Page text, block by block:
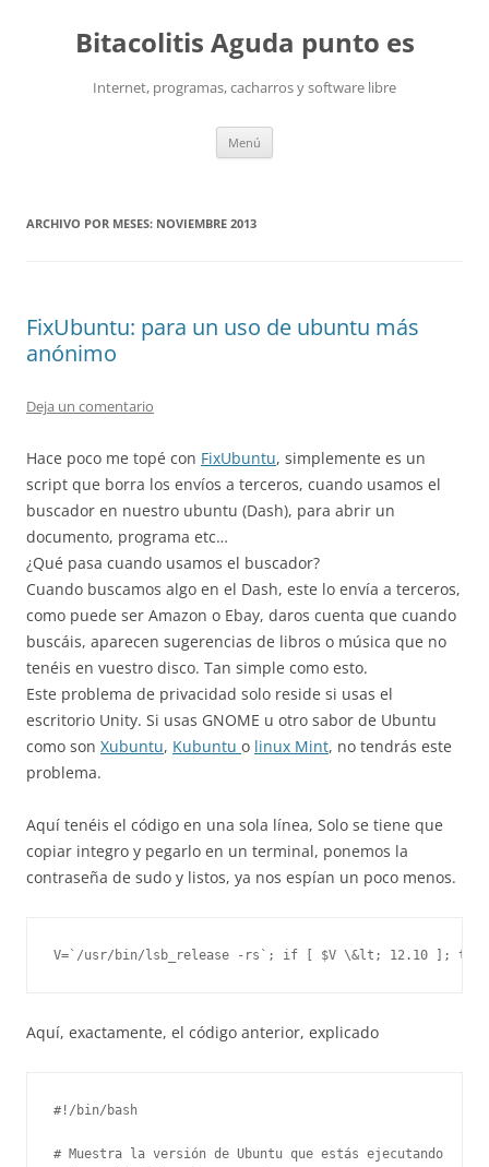
contenidoBitacolitis Aguda punto es
Internet, programas, cacharros y software libre
Menú
ARCHIVO POR MESES: NOVIEMBRE 2013
FixUbuntu: para un uso de ubuntu más
anónimo
Deja un comentario
Hace poco me topé con FixUbuntu, simplemente es un
script que borra los envíos a terceros, cuando usamos el
buscador en nuestro ubuntu (Dash), para abrir un
documento, programa etc…
¿Qué pasa cuando usamos el buscador?
Cuando buscamos algo en el Dash, este lo envía a terceros,
como puede ser Amazon o Ebay, daros cuenta que cuando
buscáis, aparecen sugerencias de libros o música que no
tenéis en vuestro disco. Tan simple como esto.
Este problema de privacidad solo reside si usas el
escritorio Unity. Si usas GNOME u otro sabor de Ubuntu
como son Xubuntu, Kubuntu o linux Mint, no tendrás este
problema.
Aquí tenéis el código en una sola línea, Solo se tiene que
copiar integro y pegarlo en un terminal, ponemos la
contraseña de sudo y listos, ya nos espían un poco menos.
V=`/usr/bin/lsb_release -rs`; if [ $V \&lt; 12.10 ]; then
Aquí, exactamente, el código anterior, explicado
#!/bin/bash
# Muestra la versión de Ubuntu que estás ejecutando